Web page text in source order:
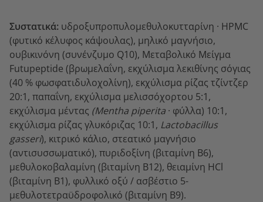
Συστατικά: υδροξυπροπυλομεθυλοκυτταρίνη · HPMC
(φυτικό κέλυφος κάψουλας), μηλικό μαγνήσιο,
ουβικινόνη (συνένζυμο Q10), Μεταβολικό Μείγμα
Futupeptide (βρωμελαΐνη, εκχύλισμα λεκιθίνης σόγιας
(40 % φωσφατιδυλοχολίνη), εκχύλισμα ρίζας τζίντζερ
20:1, παπαΐνη, εκχύλισμα μελισσόχορτου 5:1,
εκχύλισμα μέντας (Mentha piperita · φύλλα) 10:1,
εκχύλισμα ρίζας γλυκόριζας 10:1, Lactobacillus
gasseri), κιτρικό κάλιο, στεατικό μαγνήσιο
(αντισυσσωματικό), πυριδοξίνη (βιταμίνη B6),
μεθυλοκοβαλαμίνη (βιταμίνη B12), θειαμίνη HCl
(βιταμίνη B1), φυλλικό οξύ / ασβέστιο 5-
μεθυλοτετραϋδροφολικό (βιταμίνη B9).